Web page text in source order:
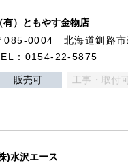
有）ともやす金物店
085-0004 北海道釧路市
：0154-22-5875
販売可 工事・取付
)水沢エース